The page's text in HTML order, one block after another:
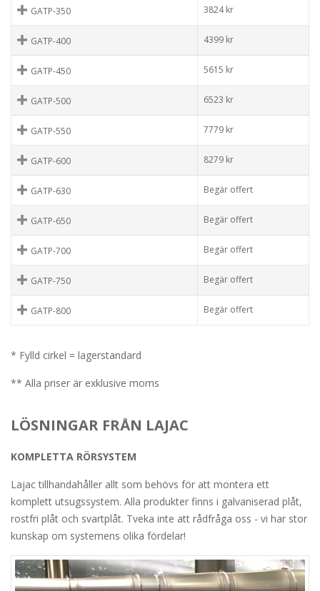
GATP-350 3824kr
GATP-400 4399 kr
GATP-450 5615 kr
GATP-500 6523 kr
GATP-550 7779 kr
GATP-600 8279 kr
GATP-630 Begär offert
GATP-650 Begär offert
GATP-700 Begär offert
GATP-750 Begär offert
GATP-800 Begär offert
* Fylld cirkel = lagerstandard
** Alla priser är exklusive moms
LÖSNINGAR FRÅN LAJAC
KOMPLETTA RÖRSYSTEM
Lajac tillhandahåller allt som behövs för att montera ett
komplett utsugssystem. Alla produkter finns i galvaniserad plåt,
rostfri plåt och svartplåt. Tveka inte att rådfråga oss - vi har stor
kunskap om systemens olika fördelar!